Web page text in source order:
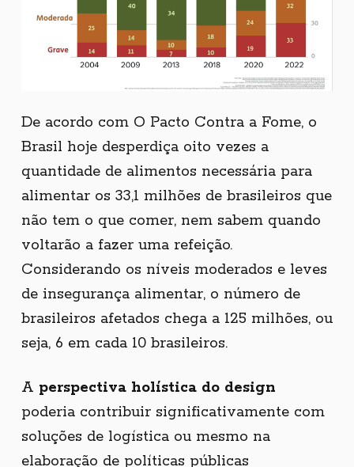
De acordo com O Pacto Contra a Fome, o
Brasil hoje desperdiça oito vezes a
quantidade de alimentos necessária para
alimentar os 33,1 milhões de brasileiros que
não tem o que comer, nem sabem quando
voltarão a fazer uma refeição.
Considerando os níveis moderados e leves
de insegurança alimentar, o número de
brasileiros afetados chega a 125 milhões, ou
seja, 6 em cada 10 brasileiros.
A perspectiva holística do design
poderia contribuir significativamente com
soluções de logística ou mesmo na
elaboração de políticas públicas